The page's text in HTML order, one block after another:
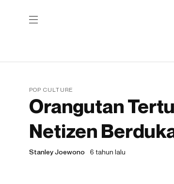
POP CULTURE
Orangutan
Netizen
Stanley Joewono 6 tahun lalu